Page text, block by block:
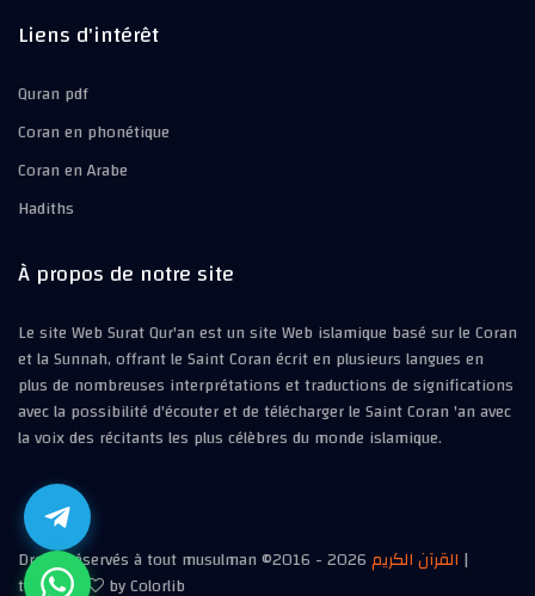
Liens d'intérêt
Quran pdf
Coran en phonétique
Coran en Arabe
Hadiths
À propos de notre site
Le site Web Surat Qur'an est un site Web islamique basé sur le Coran
et la Sunnah, offrant le Saint Coran écrit en plusieurs langues en
plus de nombreuses interprétations et traductions de significations
avec la possibilité d'écouter et de télécharger le Saint Coran 'an avec
la voix des récitants les plus célèbres du monde islamique.
Droits réservés à tout musulman ©2016 -2026القرآن الكريم |
template
by Colorlib